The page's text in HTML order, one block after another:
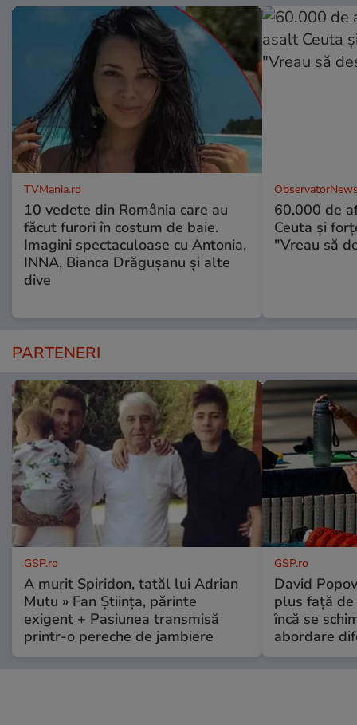
TVMania.ro
10 vedete din România care au
făcut furori în costum de baie.
Imagini spectaculoase cu Antonia,
INNA, Bianca Drăgușanu și alte
dive
60.000 de
Ceuta şi
"Vreau să
PARTENERI
GSP.ro
A murit Spiridon, tatăl lui Adrian
Mutu » Fan Știința, părinte
exigent + Pasiunea transmisă
printr-o pereche de jambiere
GSP.ro
David
plus față de
încă se
abordare